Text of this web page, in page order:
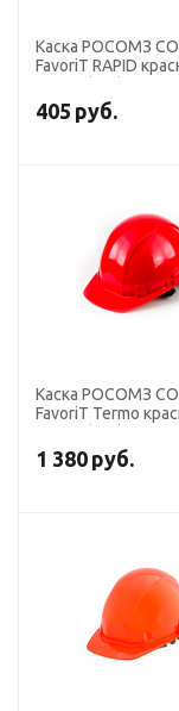
Каска РОСОМЗ
FavoriT RAPID
405 руб.
Каска РОСОМЗ
FavoriT Termo
1 380 руб.